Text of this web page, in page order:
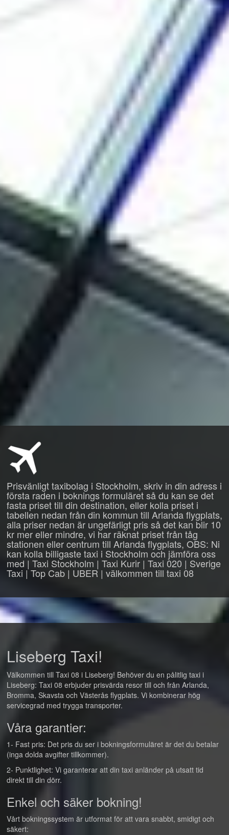
Prisvänligt taxibolag i Stockholm, skriv in din adress i
första raden i boknings formuläret så du kan se det
fasta priset till din destination, eller kolla priset i
tabellen nedan från din kommun till Arlanda flygplats,
alla priser nedan är ungefärligt pris så det kan blir 10
kr mer eller mindre, vi har räknat priset från tåg
stationen eller centrum till Arlanda flygplats, OBS: Ni
kan kolla billigaste taxi i Stockholm och jämföra oss
med | Taxi Stockholm | Taxi Kurir | Taxi 020 | Sverige
Taxi | Top Cab | UBER | välkommen till taxi 08
Liseberg Taxi!
Välkommen till Taxi 08 i Liseberg! Behöver du en pålitlig taxi i
Liseberg: Taxi 08 erbjuder prisvärda resor till och från Arlanda,
Bromma, Skavsta och Västerås flygplats. Vi kombinerar hög
servicegrad med trygga transporter.
Våra garantier:
1- Fast pris: Det pris du ser i bokningsformuläret är det du betalar
(inga dolda avgifter tillkommer).
2- Punktlighet: Vi garanterar att din taxi anländer på utsatt tid
direkt till din dörr.
Enkel och säker bokning!
Vårt bokningssystem är utformat för att vara snabbt, smidigt och
säkert: